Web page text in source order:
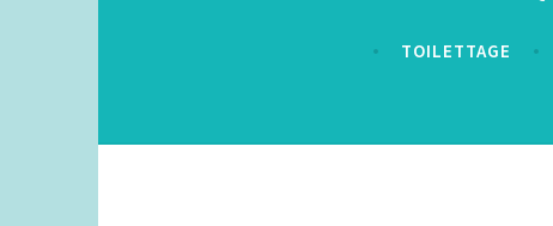
TOILETTAGE